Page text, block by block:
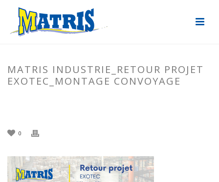
MATRIS INDUSTRIE_RETOUR PROJET
EXOTEC_MONTAGE CONVOYAGE
0